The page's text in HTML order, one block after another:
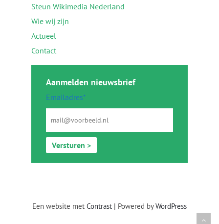
Steun Wikimedia Nederland
Wie wij zijn
Actueel
Contact
Aanmelden nieuwsbrief
Emailadres*
Versturen >
Een website met Contrast | Powered byWordPress